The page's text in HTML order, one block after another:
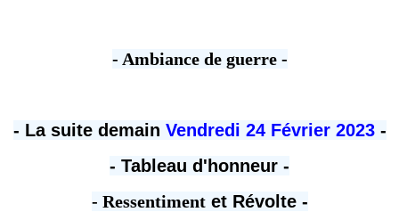
- Ambiance de guerre -
- La suite demain Vendredi 24 Février 2023-
- Tableau d'honneur -
- Ressentimentet Révolte -